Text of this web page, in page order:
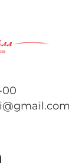
00